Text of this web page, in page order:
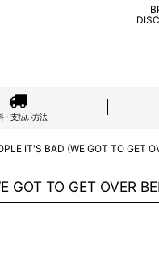
・支払い方法
IT'S BAD (WE GOT TO GET
GOT TO GET OVER